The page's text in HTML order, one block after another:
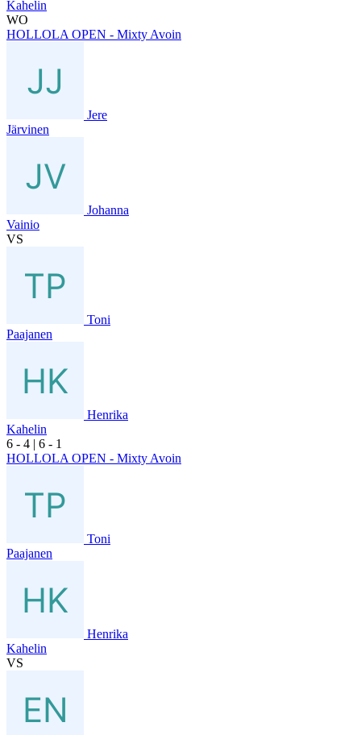
Kahelin
WO
HOLLOLA OPEN - Mixty Avoin
Jere
Järvinen
Johanna
Vainio
VS
Toni
Paajanen
Henrika
Kahelin
6 - 4 | 6 - 1
HOLLOLA OPEN - Mixty Avoin
Toni
Paajanen
Henrika
Kahelin
VS